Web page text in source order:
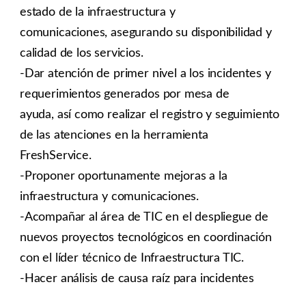
estado de la infraestructura y
comunicaciones, asegurando su disponibilidad y
calidad de los servicios.
-Dar atención de primer nivel a los incidentes y
requerimientos generados por mesa de
ayuda, así como realizar el registro y seguimiento
de las atenciones en la herramienta
FreshService.
-Proponer oportunamente mejoras a la
infraestructura y comunicaciones.
-Acompañar al área de TIC en el despliegue de
nuevos proyectos tecnológicos en coordinación
con el líder técnico de Infraestructura TIC.
-Hacer análisis de causa raíz para incidentes